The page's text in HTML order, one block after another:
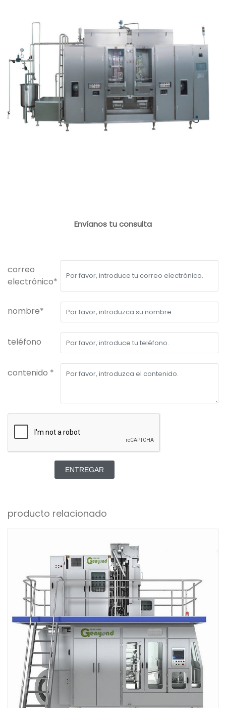
Envíanos tu consulta
correo
electrónico*
nombre*
teléfono
contenido *
ENTREGAR
producto relacionado